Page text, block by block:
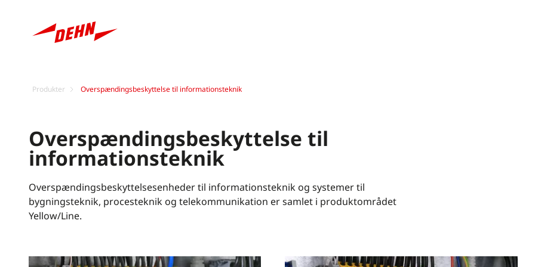
Produkter Overspændingsbeskyttelse til informationsteknik
Overspændingsbeskyttelse til
informationsteknik
Overspændingsbeskyttelsesenheder til informationsteknik og systemer til
bygningsteknik, procesteknik og telekommunikation er samlet i produktområdet
Yellow/Line.